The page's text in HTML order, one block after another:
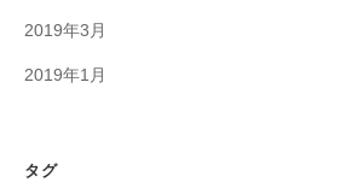
2019年3月
2019年1月
タグ